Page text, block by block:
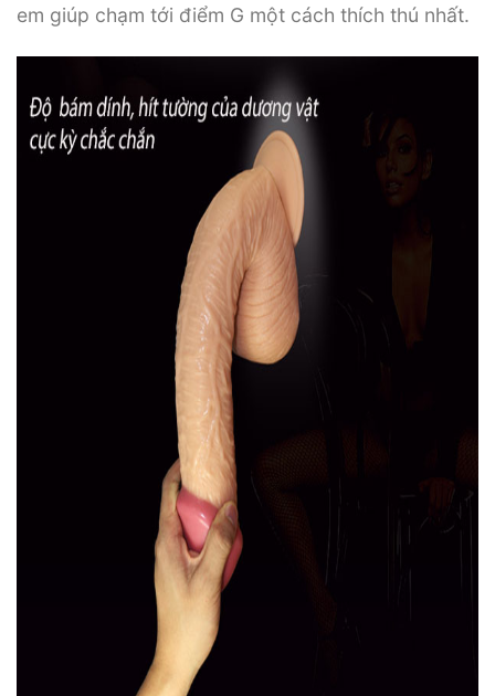
em giúp chạm tới điểm G một cách thích thú nhất.